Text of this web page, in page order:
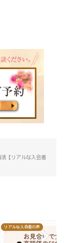
【リアルな入会者
リアルな入会者の声